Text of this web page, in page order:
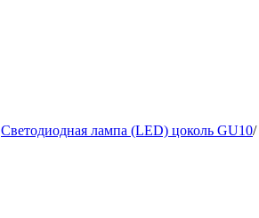
Светодиодная лампа (LED) цоколь GU10/